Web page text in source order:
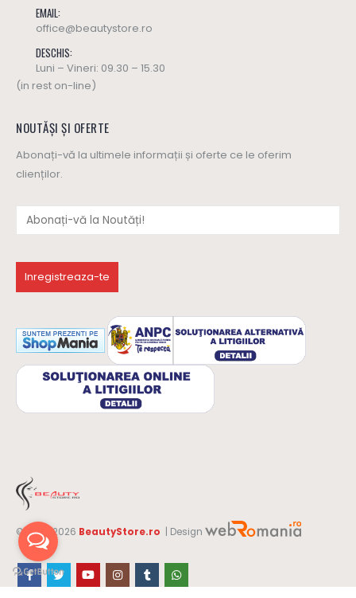
EMAIL:
office@beautystore.ro
DESCHIS:
Luni – Vineri: 09.30 – 15.30
NOUTĂȘI ȘI OFERTE
Abonați-vă la ultimele informații și oferte ce le oferim
clienților.
© 2019-2026